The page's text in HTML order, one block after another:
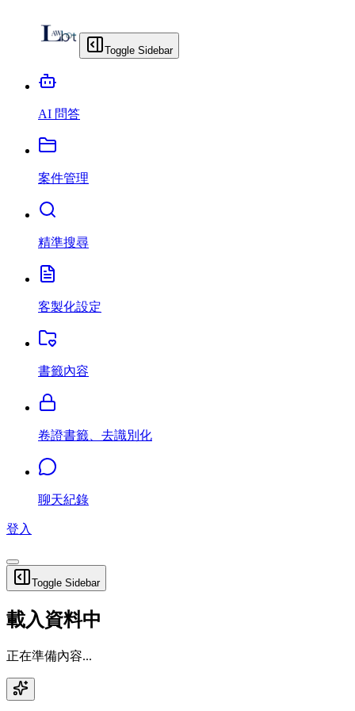
Toggle Sidebar
AI 問答
案件管理
精準搜尋
客製化設定
書籤內容
卷證書籤、去識別化
聊天紀錄
登入
Toggle Sidebar
載入資料中
正在準備內容...